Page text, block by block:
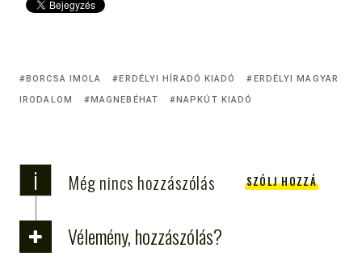
BORCSA IMOLA ERDÉLYI HÍRADÓ KIADÓ
ERDÉLYI MAGYAR
IRODALOM
MAGNEBÉHAT NAPKÚT KIADÓ
i Még nincs hozzászólás SZÓLJ HOZZÁ
Vélemény, hozzászólás?